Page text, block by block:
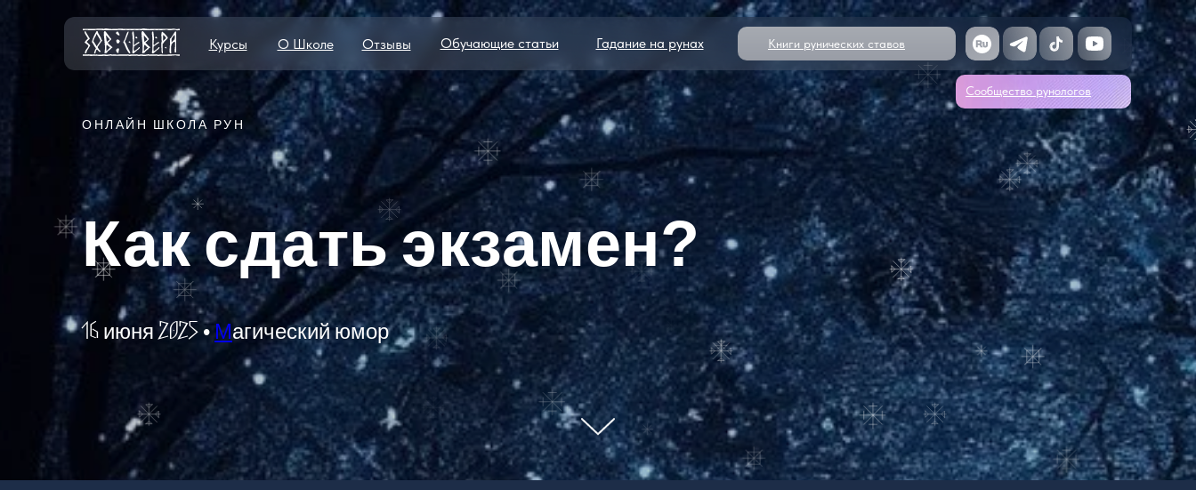
Курсы Отзывы
О Школе Гадание на рунах
Обучающие статьи
Сообщество рунологов
Книги рунических ставов
ОНЛАЙН ШКОЛА РУН
Как сдать экзамен?
16 июня 2025 • Магический юмор